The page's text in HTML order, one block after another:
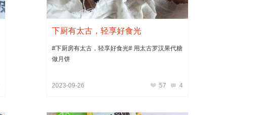
下厨有太古，轻享好食光
#下厨房有太古，轻享好食光# 用太古罗汉果代糖
做月饼
2023-09-26 57 4